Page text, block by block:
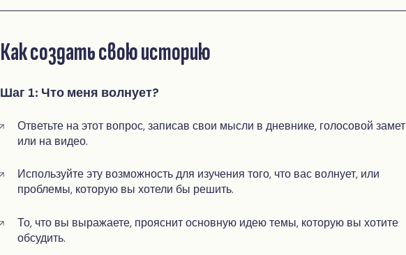
Как создать свою историю
Шаг 1: Что меня волнует?
Ответьте на этот вопрос, записав свои мысли в дневнике, голосовой
или на видео.
Используйте эту возможность для изучения того, что вас волнует, или
проблемы, которую вы хотели бы решить.
То, что вы выражаете, прояснит основную идею темы, которую вы хотите
обсудить.